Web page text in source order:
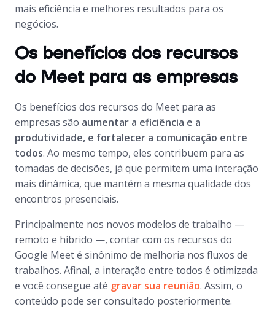
mais eficiência e melhores resultados para os
negócios.
Os benefícios dos recursos
do Meet para as empresas
Os benefícios dos recursos do Meet para as
empresas são aumentar a eficiência e a
produtividade, e fortalecer a comunicação entre
todos. Ao mesmo tempo, eles contribuem para as
tomadas de decisões, já que permitem uma interação
mais dinâmica, que mantém a mesma qualidade dos
encontros presenciais.
Principalmente nos novos modelos de trabalho —
remoto e híbrido —, contar com os recursos do
Google Meet é sinônimo de melhoria nos fluxos de
trabalhos. Afinal, a interação entre todos é otimizada
e você consegue até gravar sua reunião. Assim, o
conteúdo pode ser consultado posteriormente.